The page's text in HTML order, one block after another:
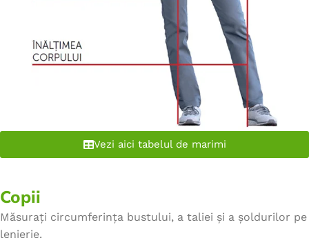
Vezi aici tabelul de marimi
Copii
Măsurați circumferința bustului, a taliei și a șoldurilor pe
lenjerie.